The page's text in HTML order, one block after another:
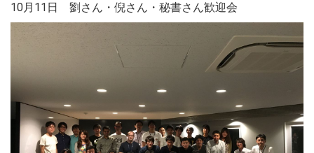
10月11日 劉さん・倪さん・秘書さん歓迎会